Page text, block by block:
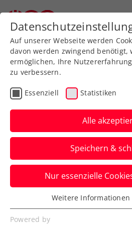
Aktuelle
News filtern
Auf unserer Webseite werden
davon werden zwingend benötigt,
ermöglichen, Ihre
zu verbessern.
Essenziell Statistiken
Alle
Speichern &
Nur essenzielle
Essenziell
Essenzielle Cookies werden für
Weitere
Powered by